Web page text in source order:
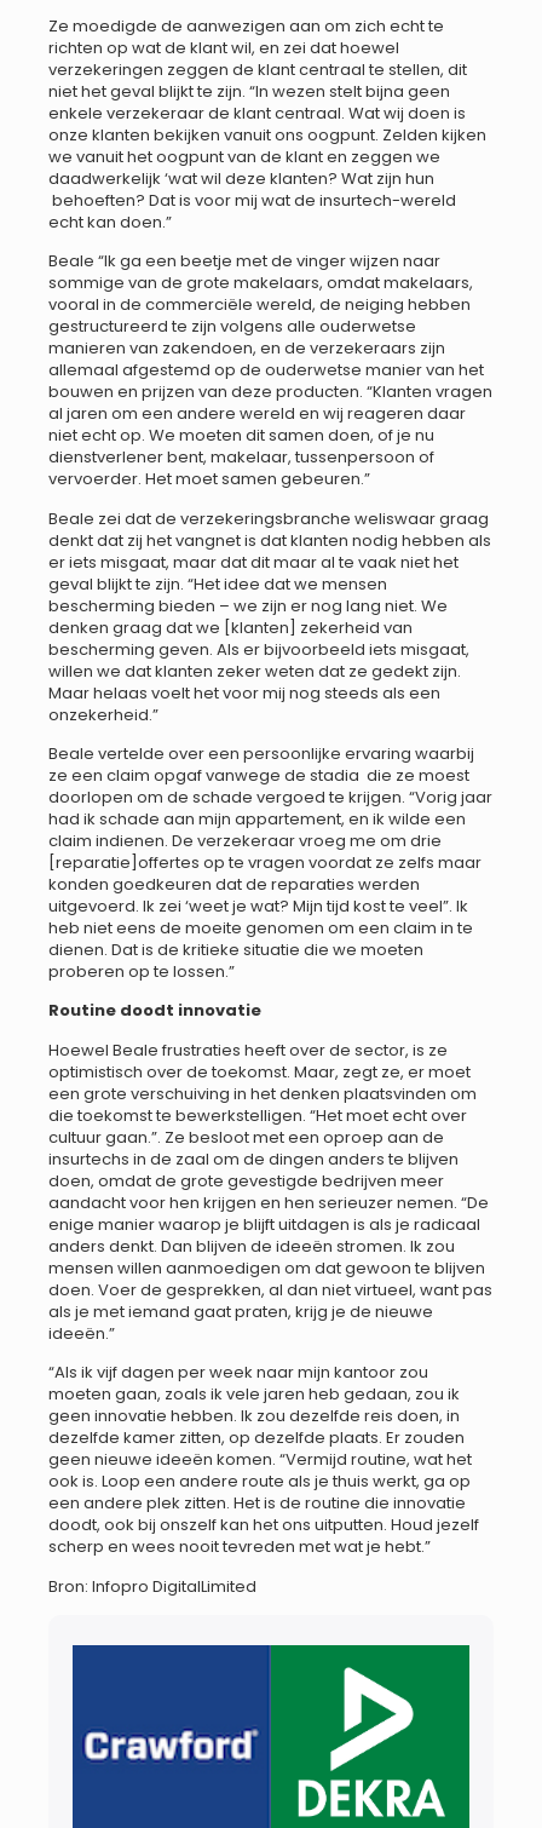
Ze moedigde de aanwezigen aan om zich echt te
richten op wat de klant wil, en zei dat hoewel
verzekeringen zeggen de klant centraal te stellen, dit
niet het geval blijkt te zijn. “In wezen stelt bijna geen
enkele verzekeraar de klant centraal. Wat wij doen is
onze klanten bekijken vanuit ons oogpunt. Zelden kijken
we vanuit het oogpunt van de klant en zeggen we
daadwerkelijk ‘wat wil deze klanten? Wat zijn hun
behoeften? Dat is voor mij wat de insurtech-wereld
echt kan doen.”
Beale “Ik ga een beetje met de vinger wijzen naar
sommige van de grote makelaars, omdat makelaars,
vooral in de commerciële wereld, de neiging hebben
gestructureerd te zijn volgens alle ouderwetse
manieren van zakendoen, en de verzekeraars zijn
allemaal afgestemd op de ouderwetse manier van het
bouwen en prijzen van deze producten. “Klanten vragen
al jaren om een andere wereld en wij reageren daar
niet echt op. We moeten dit samen doen, of je nu
dienstverlener bent, makelaar, tussenpersoon of
vervoerder. Het moet samen gebeuren.”
Beale zei dat de verzekeringsbranche weliswaar graag
denkt dat zij het vangnet is dat klanten nodig hebben als
er iets misgaat, maar dat dit maar al te vaak niet het
geval blijkt te zijn. “Het idee dat we mensen
bescherming bieden – we zijn er nog lang niet. We
denken graag dat we [klanten] zekerheid van
bescherming geven. Als er bijvoorbeeld iets misgaat,
willen we dat klanten zeker weten dat ze gedekt zijn.
Maar helaas voelt het voor mij nog steeds als een
onzekerheid.”
Beale vertelde over een persoonlijke ervaring waarbij
ze een claim opgaf vanwege de stadia die ze moest
doorlopen om de schade vergoed te krijgen. “Vorig jaar
had ik schade aan mijn appartement, en ik wilde een
claim indienen. De verzekeraar vroeg me om drie
[reparatie]offertes op te vragen voordat ze zelfs maar
konden goedkeuren dat de reparaties werden
uitgevoerd. Ik zei ‘weet je wat? Mijn tijd kost te veel”. Ik
heb niet eens de moeite genomen om een claim in te
dienen. Dat is de kritieke situatie die we moeten
proberen op te lossen.”
Routine doodt innovatie
Hoewel Beale frustraties heeft over de sector, is ze
optimistisch over de toekomst. Maar, zegt ze, er moet
een grote verschuiving in het denken plaatsvinden om
die toekomst te bewerkstelligen. “Het moet echt over
cultuur gaan.”. Ze besloot met een oproep aan de
insurtechs in de zaal om de dingen anders te blijven
doen, omdat de grote gevestigde bedrijven meer
aandacht voor hen krijgen en hen serieuzer nemen. “De
enige manier waarop je blijft uitdagen is als je radicaal
anders denkt. Dan blijven de ideeën stromen. Ik zou
mensen willen aanmoedigen om dat gewoon te blijven
doen. Voer de gesprekken, al dan niet virtueel, want pas
als je met iemand gaat praten, krijg je de nieuwe
ideeën.”
“Als ik vijf dagen per week naar mijn kantoor zou
moeten gaan, zoals ik vele jaren heb gedaan, zou ik
geen innovatie hebben. Ik zou dezelfde reis doen, in
dezelfde kamer zitten, op dezelfde plaats. Er zouden
geen nieuwe ideeën komen. “Vermijd routine, wat het
ook is. Loop een andere route als je thuis werkt, ga op
een andere plek zitten. Het is de routine die innovatie
doodt, ook bij onszelf kan het ons uitputten. Houd jezelf
scherp en wees nooit tevreden met wat je hebt.”
Bron: Infopro DigitalLimited